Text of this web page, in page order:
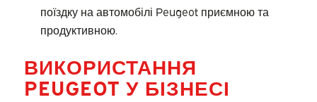
поїздку на автомобілі Peugeot приємною та
продуктивною.
ВИКОРИСТАННЯ
PEUGEOT У БІЗНЕСІ